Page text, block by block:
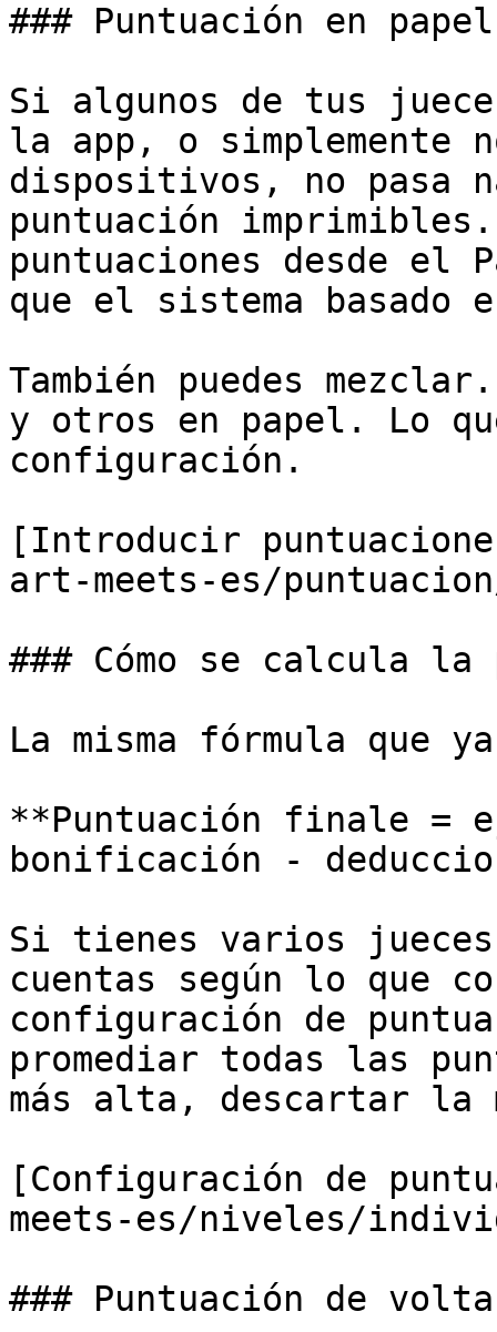
### Puntuación en
Si algunos de tus
la app, o simplemente
dispositivos, no pasa
puntuación
puntuaciones desde
que el sistema basado
También puedes
y otros en papel. Lo
configuración.
[Introducir
art-meets-es/
### Cómo se calcula la
La misma fórmula que
**Puntuación finale =
bonificación -
Si tienes varios
cuentas según lo que
configuración de
promediar todas las
más alta, descartar la
[Configuración de
meets-es/niveles/
### Puntuación de volta